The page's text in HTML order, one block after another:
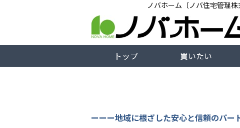
ノバホーム〔ノバ住宅管理
トップ 買いたい
ーーー地域に根ざした安心と信頼のパー